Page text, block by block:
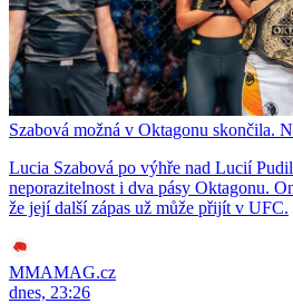
Szabová možná v Oktagonu skončila.
Lucia Szabová po výhře nad Lucií
neporazitelnost i dva pásy Oktagonu.
že její další zápas už může přijít v UFC.
MMAMAG.cz
dnes, 23:26